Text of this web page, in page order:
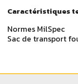
Caractéristiques
Normes MilSpec
Sac de transport